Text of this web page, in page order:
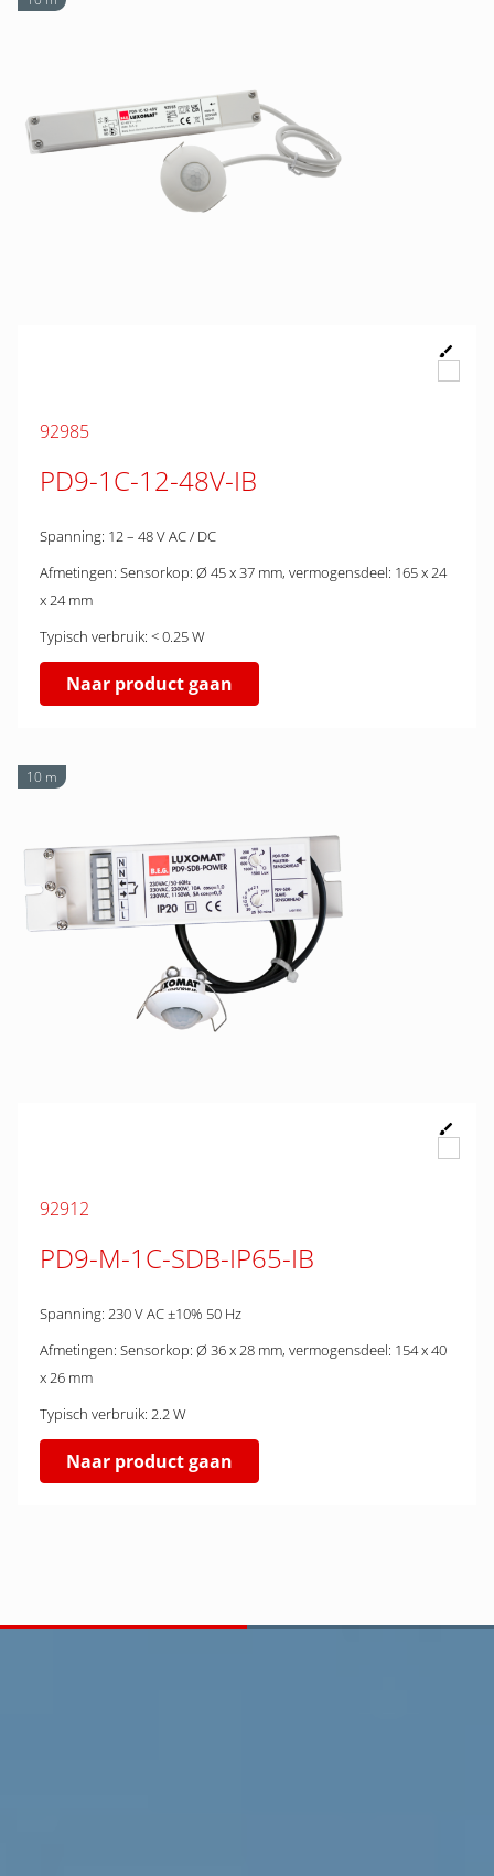
92985
PD9-1C-12-48V-IB
Spanning: 12 – 48 V AC / DC
Afmetingen: Sensorkop: Ø 45 x 37 mm, vermogensdeel: 165 x 24
x 24 mm
Typisch verbruik: < 0.25 W
Naar product gaan
10 m
92912
PD9-M-1C-SDB-IP65-IB
Spanning: 230 V AC ±10% 50 Hz
Afmetingen: Sensorkop: Ø 36 x 28 mm, vermogensdeel: 154 x 40
x 26 mm
Typisch verbruik: 2.2 W
Naar product gaan